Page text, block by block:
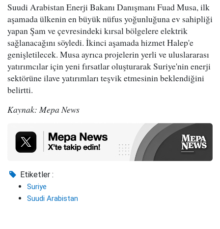
Suudi Arabistan Enerji Bakanı Danışmanı Fuad Musa, ilk
aşamada ülkenin en büyük nüfus yoğunluğuna ev sahipliği
yapan Şam ve çevresindeki kırsal bölgelere elektrik
sağlanacağını söyledi. İkinci aşamada hizmet Halep'e
genişletilecek. Musa ayrıca projelerin yerli ve uluslararası
yatırımcılar için yeni fırsatlar oluşturarak Suriye'nin enerji
sektörüne ilave yatırımları teşvik etmesinin beklendiğini
belirtti.
Kaynak: Mepa News
Etiketler :
Suriye
Suudi Arabistan